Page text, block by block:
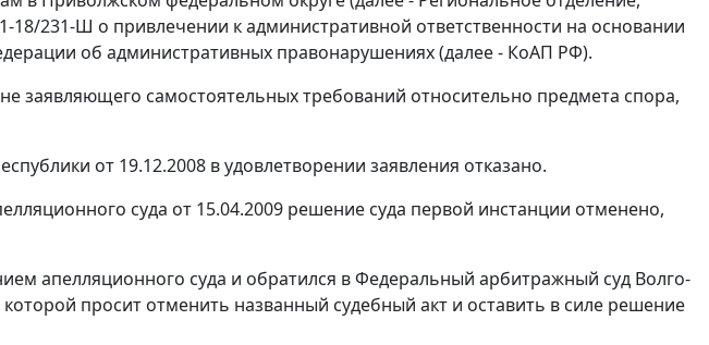
18/231-Ш о привлечении к административной ответственности на основании
об административных правонарушениях (далее - КоАП РФ).
заявляющего самостоятельных требований относительно предмета спора,
от 19.12.2008 в удовлетворении заявления отказано.
суда от 15.04.2009 решение суда первой инстанции отменено,
апелляционного суда и обратился в Федеральный арбитражный суд Волго-
просит отменить названный судебный акт и оставить в силе решение